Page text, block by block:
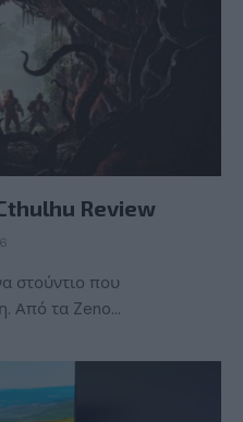
Review
στούντιο που
Από τα Zeno…